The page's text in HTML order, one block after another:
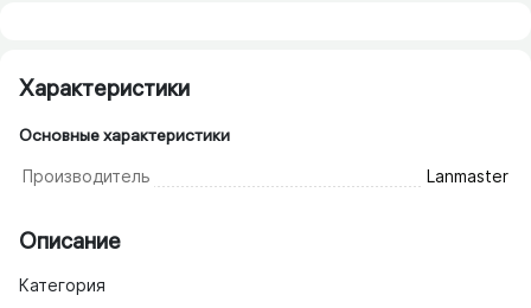
Характеристики
Основные характеристики
Производитель Lanmaster
Описание
Категория